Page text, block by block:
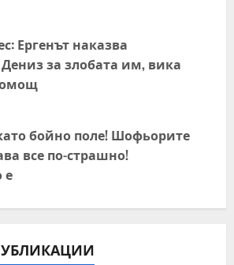
Ергенът наказва
за злобата им, вика
бойно поле! Шофьорите
все по-страшно!
е